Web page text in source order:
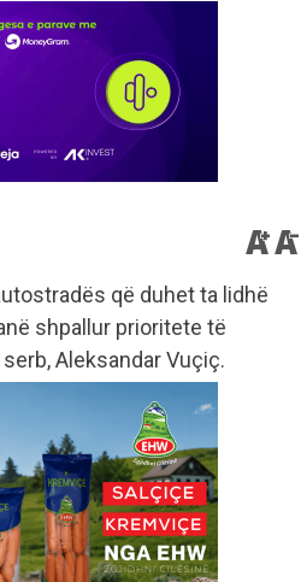
që duhet ta lidhë
shpallur prioritete të
Aleksandar Vuçiç.